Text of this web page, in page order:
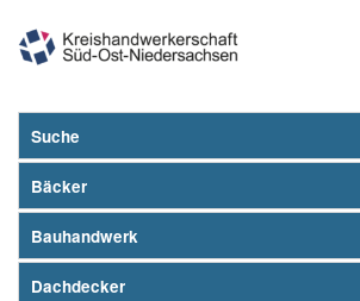
Suche
Bäcker
Bauhandwerk
Dachdecker